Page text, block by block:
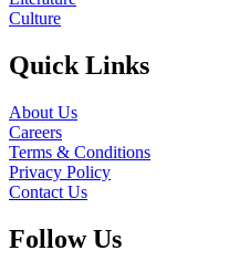
Culture
Quick Links
About Us
Careers
Terms & Conditions
Privacy Policy
Contact Us
Follow Us